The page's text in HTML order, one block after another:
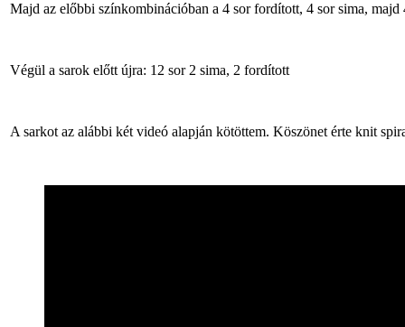
Majd az előbbi színkombinációban a 4 sor fordított, 4 sor sima,
Végül a sarok előtt újra: 12 sor 2 sima, 2 fordított
A sarkot az alábbi két videó alapján kötöttem. Köszönet érte knit